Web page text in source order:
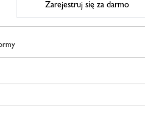
Zarejestruj się za darmo